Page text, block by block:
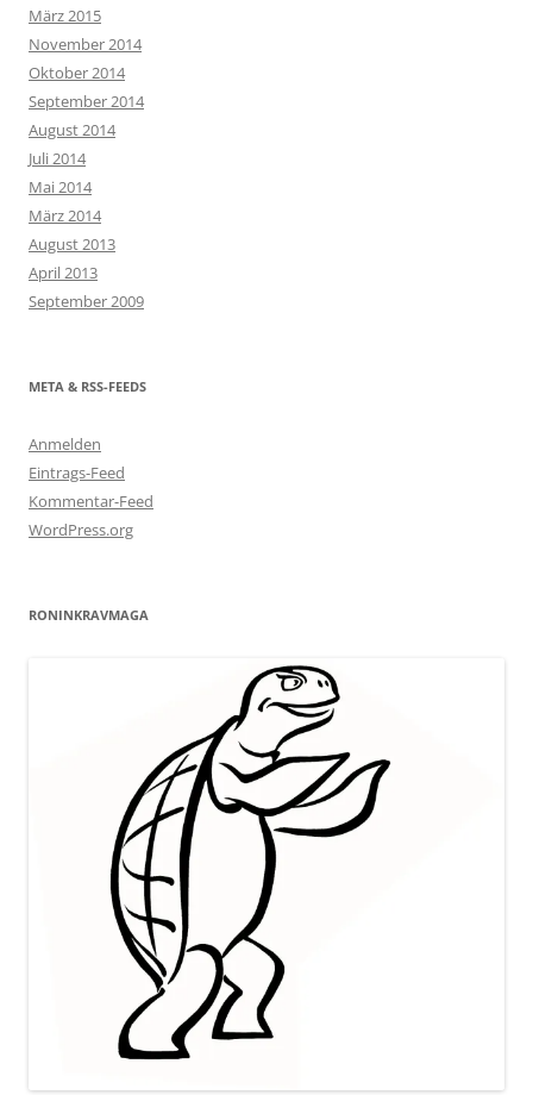
März 2015
November 2014
Oktober 2014
September 2014
August 2014
Juli 2014
Mai 2014
März 2014
August 2013
April 2013
September 2009
META & RSS-FEEDS
Anmelden
Eintrags-Feed
Kommentar-Feed
WordPress.org
RONINKRAVMAGA